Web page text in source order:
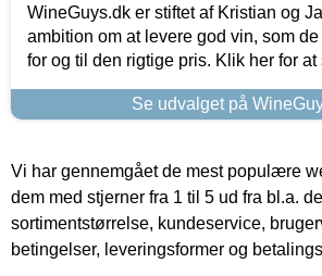
WineGuys.dk er stiftet af Kristian og
ambition om at levere god vin, som
for og til den rigtige pris. Klik her for
Se udvalget på
Vi har gennemgået de mest populære
dem med stjerner fra 1 til 5 ud fra bl.a.
sortimentstørrelse, kundeservice,
betingelser, leveringsformer og